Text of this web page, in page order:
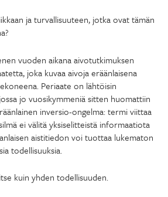
ja turvallisuuteen, jotka ovat tämän
vuoden aikana aivotutkimuksen
joka kuvaa aivoja eräänlaisena
Periaate on lähtöisin
jo vuosikymmeniä sitten huomattiin
inversio-ongelma: termi viittaa
ei välitä yksiselitteistä informaatiota
aistitiedon voi tuottaa lukematon
todellisuuksia.
kuin yhden todellisuuden.